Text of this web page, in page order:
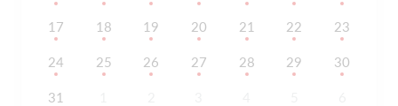
17 18 19 20 21 22 23
24 25 26 27 28 29 30
31